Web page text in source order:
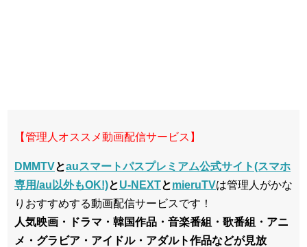
【管理人オススメ動画配信サービス】
DMMTVとauスマートパスプレミアム公式サイト(スマホ
専用/au以外もOK!)とU-NEXTとmieruTVは管理人がかな
りおすすめする動画配信サービスです！
人気映画・ドラマ・韓国作品・音楽番組・歌番組・アニ
メ・グラビア・アイドル・アダルト作品などが見放